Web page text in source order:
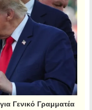
Γενικό Γραμματέα